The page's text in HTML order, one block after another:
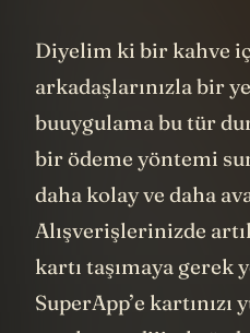
Diyelim ki bir kahve
arkadaşlarınızla bir
buuygulama bu tür
bir ödeme yöntemi
daha kolay ve daha
Alışverişlerinizde
kartı taşımaya gerek
SuperApp’e